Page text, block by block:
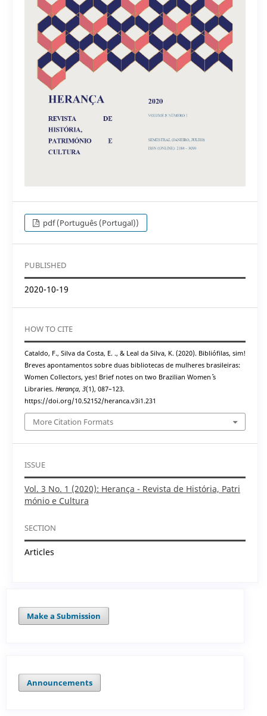
pdf (Português (Portugal))
PUBLISHED
2020-10-19
HOW TO CITE
Cataldo, F., Silva da Costa, E. ., & Leal da Silva, K. (2020). Bibliófilas, sim!
Breves apontamentos sobre duas bibliotecas de mulheres brasileiras:
Women Collectors, yes! Brief notes on two Brazilian Women´´ s
Libraries. Herança, 3(1), 087–123.
https://doi.org/10.52152/heranca.v3i1.231
More Citation Formats
ISSUE
Vol. 3 No. 1 (2020): Herança - Revista de História, Patri
mónio e Cultura
SECTION
Articles
Make a Submission
Announcements